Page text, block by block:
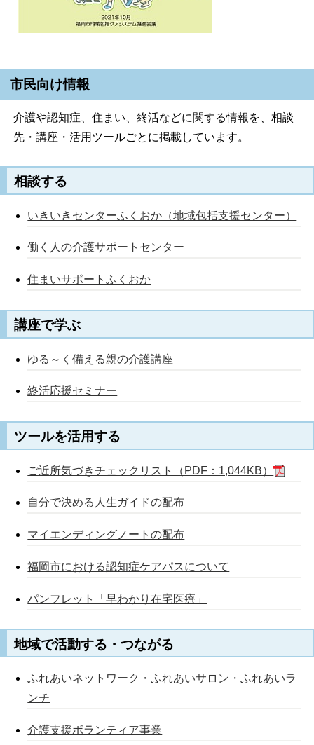
市民向け情報
介護や認知症、住まい、終活などに関する情報を、相談
先・講座・活用ツールごとに掲載しています。
相談する
いきいきセンターふくおか（地域包括支援センター）
働く人の介護サポートセンター
住まいサポートふくおか
講座で学ぶ
ゆる～く備える親の介護講座
終活応援セミナー
ツールを活用する
ご近所気づきチェックリスト（PDF：1,044KB）
自分で決める人生ガイドの配布
マイエンディングノートの配布
福岡市における認知症ケアパスについて
パンフレット「早わかり在宅医療」
地域で活動する・つながる
ふれあいネットワーク・ふれあいサロン・ふれあいラ
ンチ
介護支援ボランティア事業